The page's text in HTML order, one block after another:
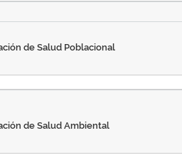
de Salud Poblacional
de Salud Ambiental